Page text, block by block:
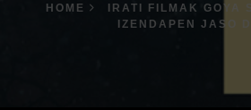
HOME
IRATI FILMAK GOYA
IZENDAPEN JASO